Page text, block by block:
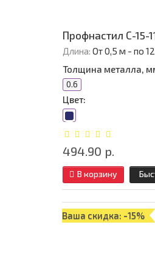
Профнастил С-15-
Длина: От 0,5 м - по
Толщина металла,
0.6
Цвет:
494.90 р.
В корзину
Ваша скидка: -15%